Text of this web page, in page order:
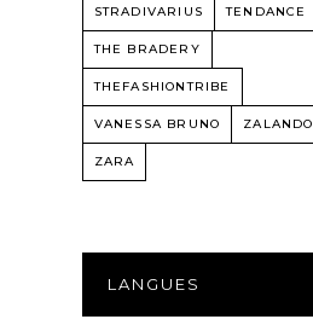
STRADIVARIUS TENDANCE
THE BRADERY
THEFASHIONTRIBE
VANESSA BRUNO ZALANDO
ZARA
LANGUES